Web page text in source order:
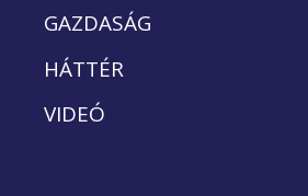
GAZDASÁG
HÁTTÉR
VIDEÓ